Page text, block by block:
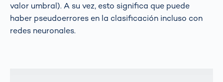
valor umbral). A su vez, esto significa que puede
haber pseudoerrores en la clasificación incluso con
redes neuronales.